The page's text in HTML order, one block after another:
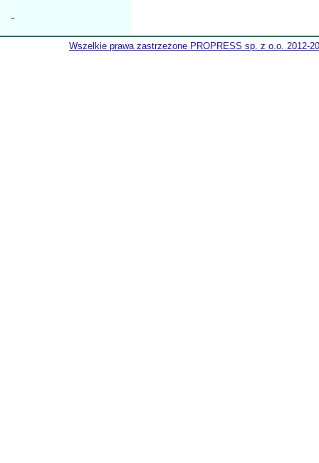
Wszelkie prawa zastrzeżone PROPRESS sp. z o.o. 2012-